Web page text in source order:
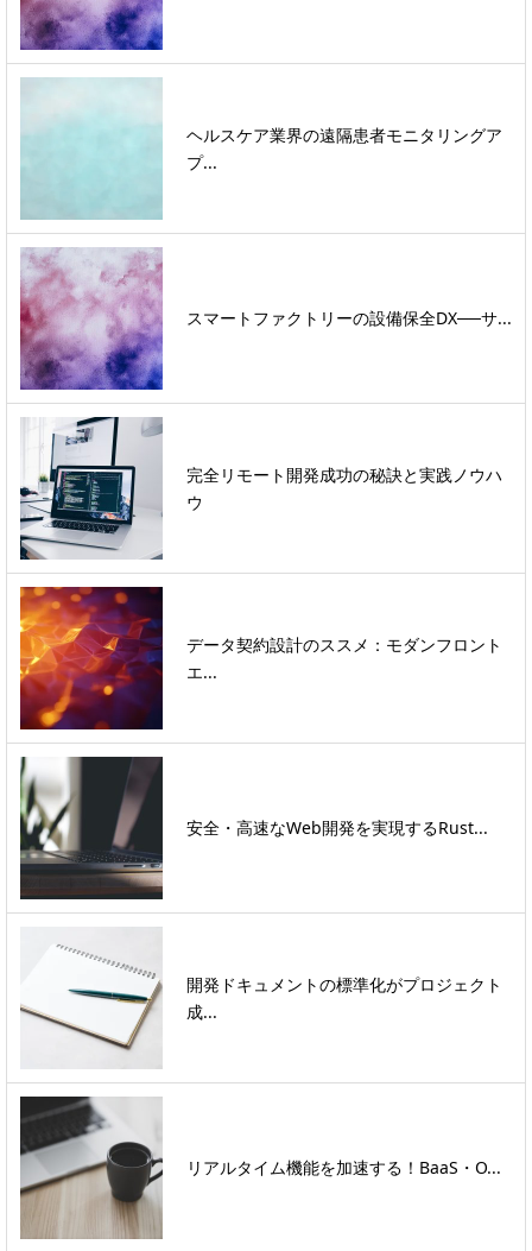
ヘルスケア業界の遠隔患者モニタリングア
プ...
スマートファクトリーの設備保全DX──サ...
完全リモート開発成功の秘訣と実践ノウハ
ウ
データ契約設計のススメ：モダンフロント
エ...
安全・高速なWeb開発を実現するRust...
開発ドキュメントの標準化がプロジェクト
成...
リアルタイム機能を加速する！BaaS・O...